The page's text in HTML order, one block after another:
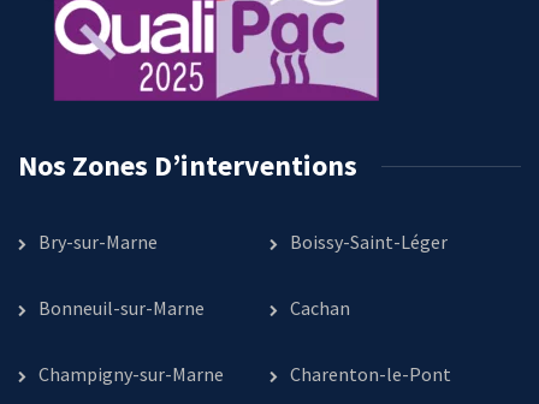
Nos Zones D’interventions
Bry-sur-Marne Boissy-Saint-Léger
Bonneuil-sur-Marne Cachan
Champigny-sur-Marne Charenton-le-Pont